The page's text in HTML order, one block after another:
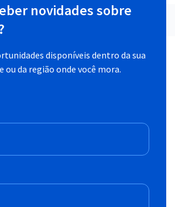
novidades sobre
disponíveis dentro da sua
ou da região onde você mora.